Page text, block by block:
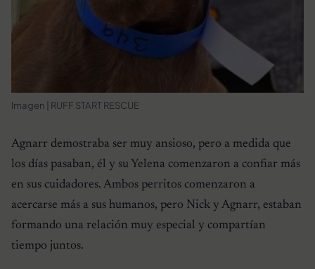
Imagen | RUFF START RESCUE
Agnarr demostraba ser muy ansioso, pero a medida que
los días pasaban, él y su Yelena comenzaron a confiar más
en sus cuidadores. Ambos perritos comenzaron a
acercarse más a sus humanos, pero Nick y Agnarr, estaban
formando una relación muy especial y compartían
tiempo juntos.